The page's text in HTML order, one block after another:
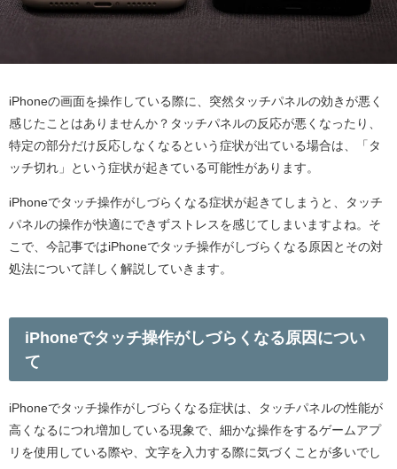
iPhoneの画面を操作している際に、突然タッチパネルの効きが悪く
感じたことはありませんか？タッチパネルの反応が悪くなったり、
特定の部分だけ反応しなくなるという症状が出ている場合は、「タ
ッチ切れ」という症状が起きている可能性があります。
iPhoneでタッチ操作がしづらくなる症状が起きてしまうと、タッチ
パネルの操作が快適にできずストレスを感じてしまいますよね。そ
こで、今記事ではiPhoneでタッチ操作がしづらくなる原因とその対
処法について詳しく解説していきます。
iPhoneでタッチ操作がしづらくなる原因につい
て
iPhoneでタッチ操作がしづらくなる症状は、タッチパネルの性能が
高くなるにつれ増加している現象で、細かな操作をするゲームアプ
リを使用している際や、文字を入力する際に気づくことが多いでし